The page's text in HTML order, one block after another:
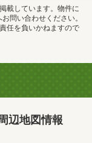
載しています。物件に
問い合わせください。
任を負いかねますので
辺地図情報